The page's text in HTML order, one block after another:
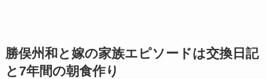
勝俣州和と嫁の家族エピソードは交換日記
と7年間の朝食作り